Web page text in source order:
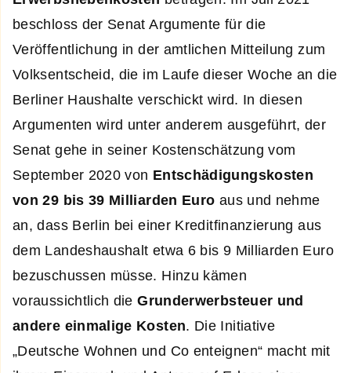
beschloss der Senat Argumente für die
Veröffentlichung in der amtlichen Mitteilung zum
Volksentscheid, die im Laufe dieser Woche an die
Berliner Haushalte verschickt wird. In diesen
Argumenten wird unter anderem ausgeführt, der
Senat gehe in seiner Kostenschätzung vom
September 2020 von Entschädigungskosten
von 29 bis 39 Milliarden Euro aus und nehme
an, dass Berlin bei einer Kreditfinanzierung aus
dem Landeshaushalt etwa 6 bis 9 Milliarden Euro
bezuschussen müsse. Hinzu kämen
voraussichtlich dieGrunderwerbsteuer und
andere einmalige Kosten. Die Initiative
„Deutsche Wohnen und Co enteignen“ macht mit